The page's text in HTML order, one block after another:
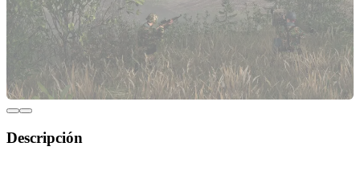
Descripción